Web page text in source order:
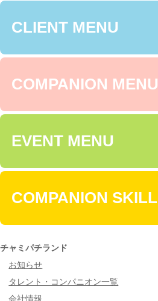
CLIENT MENU
COMPANION MENU
EVENT MENU
COMPANION SKILL
チャミパチランド
お知らせ
タレント・コンパニオン一覧
会社情報